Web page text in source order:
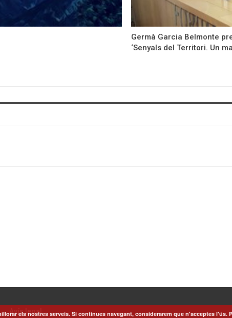
Germà Garcia Belmonte
‘Senyals del Territori. Un
Avís legal
els nostres serveis. Si continues navegant, considerarem que n'acceptes